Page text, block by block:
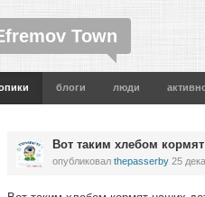
Town
блоги люди
Вот таким хлебом
опубликовал thepasserby 25